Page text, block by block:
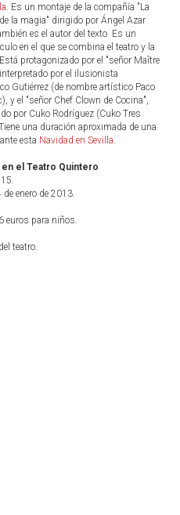
. Es un montaje de la compañía "La
la magia" dirigido por Ángel Azar
es el autor del texto. Es un
en el que se combina el teatro y la
protagonizado por el "señor Maître
por el ilusionista
Gutiérrez (de nombre artístico Paco
y el "señor Chef Clown de Cocina",
por Cuko Rodríguez (Cuko Tres
una duración aproximada de una
esta Navidad en Sevilla.
el Teatro Quintero
enero de 2013.
euros para niños.
teatro.